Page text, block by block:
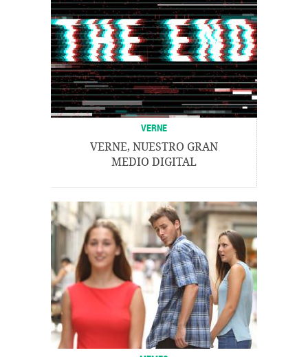
VERNE
VERNE, NUESTRO GRAN
MEDIO DIGITAL